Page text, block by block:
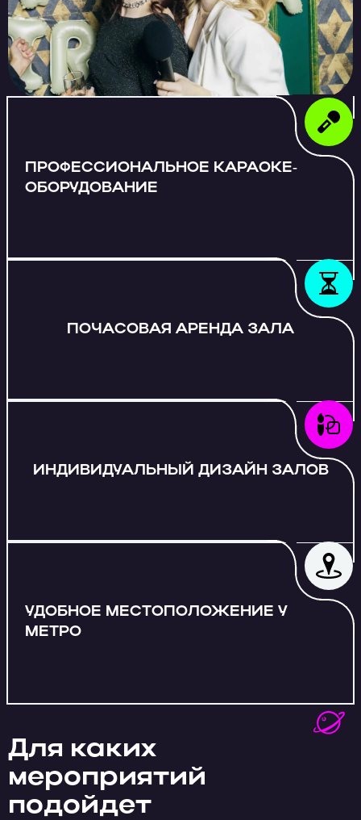
ПРОФЕССИОНАЛЬНОЕ КАРАОКЕ-
ОБОРУДОВАНИЕ
ПОЧАСОВАЯ АРЕНДА ЗАЛА
ИНДИВИДУАЛЬНЫЙ ДИЗАЙН ЗАЛОВ
УДОБНОЕ МЕСТОПОЛОЖЕНИЕ У
МЕТРО
Для каких
мероприятий
подойдет